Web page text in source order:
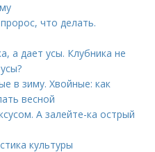
что делать.
а дает усы. Клубника не
в зиму. Хвойные: как
весной
А залейте-ка острый
культуры